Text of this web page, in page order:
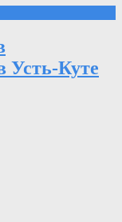
Куте